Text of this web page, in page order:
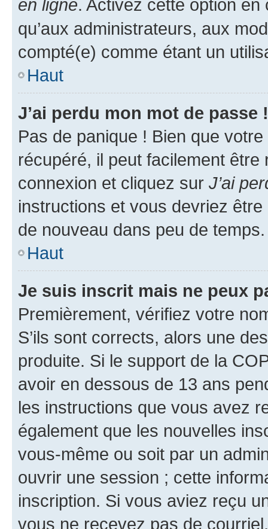
en ligne. Activez cette option
qu’aux administrateurs, aux
compté(e) comme étant un
Haut
J’ai perdu mon mot de passe !
Pas de panique ! Bien que
récupéré, il peut facilement
connexion et cliquez sur J’ai
instructions et vous devriez
de nouveau dans peu de temps.
Haut
Je suis inscrit mais ne peux
Premièrement, vérifiez votre
S’ils sont corrects, alors une
produite. Si le support de la
avoir en dessous de 13 ans
les instructions que vous avez
également que les nouvelles
vous-même ou soit par un
ouvrir une session ; cette
inscription. Si vous aviez reçu
vous ne recevez pas de